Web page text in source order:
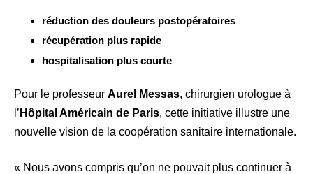
réduction des douleurs postopératoires
récupération plus rapide
hospitalisation plus courte
Pour le professeur Aurel Messas, chirurgien urologue à
l’ Hôpital Américain de Paris, cette initiative illustre une
nouvelle vision de la coopération sanitaire internationale.
« Nous avons compris qu’on ne pouvait plus continuer à